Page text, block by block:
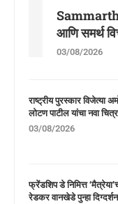
Sammarth
आणि समर्थ
03/08/2026
राष्ट्रीय पुरस्कार विजेत्या
लोटण पाटील यांचा नवा
03/08/2026
फ्रेंडशिप डे निमित्त
रेडकर वानखेडे पुन्हा